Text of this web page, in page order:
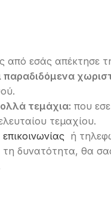
από εσάς
τεμάχια: που
τεμαχίου.
ή
δυνατότητα, θα